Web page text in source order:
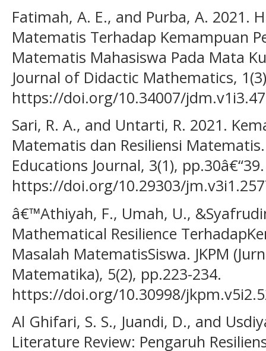
Fatimah, A. E., and Purba, A. 2021.
Matematis Terhadap Kemampuan
Matematis Mahasiswa Pada Mata
Journal of Didactic Mathematics,
https://doi.org/10.34007/
Sari, R. A., and Untarti, R. 2021.
Matematis dan Resiliensi
Educations Journal, 3(1), pp.30â€“39.
https://doi.org/10.29303/
â€™Athiyah, F., Umah, U.,
Mathematical Resilience
Masalah MatematisSiswa. JKPM
Matematika), 5(2), pp.223-234.
https://doi.org/10.30998/
Al Ghifari, S. S., Juandi, D., and
Literature Review: Pengaruh